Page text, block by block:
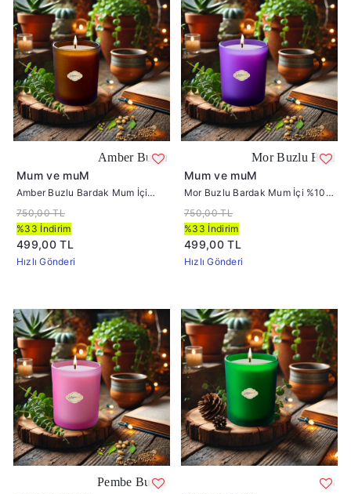
Amber Buzlu Bardak Mum İçi %100 Soya Mum 405
Mum ve muM
Amber Buzlu Bardak Mum İçi
%100 Soya Mum 405
750,00 TL
%33 İndirim
499,00 TL
Hızlı Gönderi
Mor Buzlu Bardak Mum İçi
Mum ve muM
Mor Buzlu Bardak Mum İçi %100
Soya Mum 405
750,00 TL
%33 İndirim
499,00 TL
Hızlı Gönderi
Pembe Buzlu Bardak Mum İçi %100 Soya Mum 405Çam Kokulu